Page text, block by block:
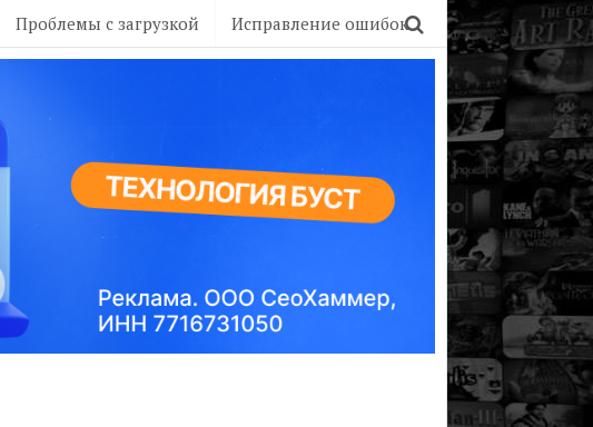
Проблемы с загрузкой Исправление ошибок